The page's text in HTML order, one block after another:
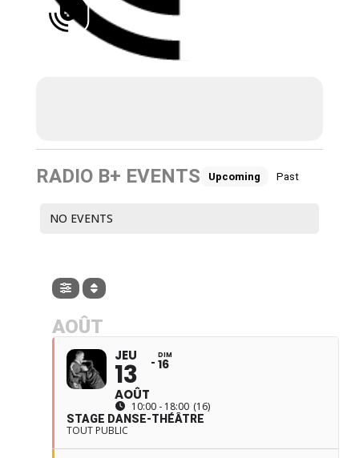
RADIO B+ EVENTS Upcoming Past
NO EVENTS
AOÛT
JEU
13
AOÛT
DIM
16
10:00 - 18:00 (16)
STAGE DANSE-THÉÂTRE
TOUT PUBLIC